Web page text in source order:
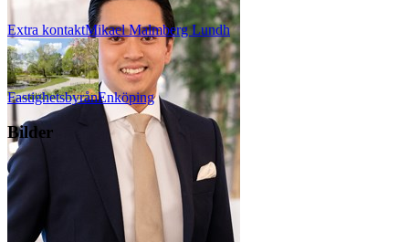
Extra kontaktMikael Malmberg Lundh
FastighetsbyrånEnköping
Bilder